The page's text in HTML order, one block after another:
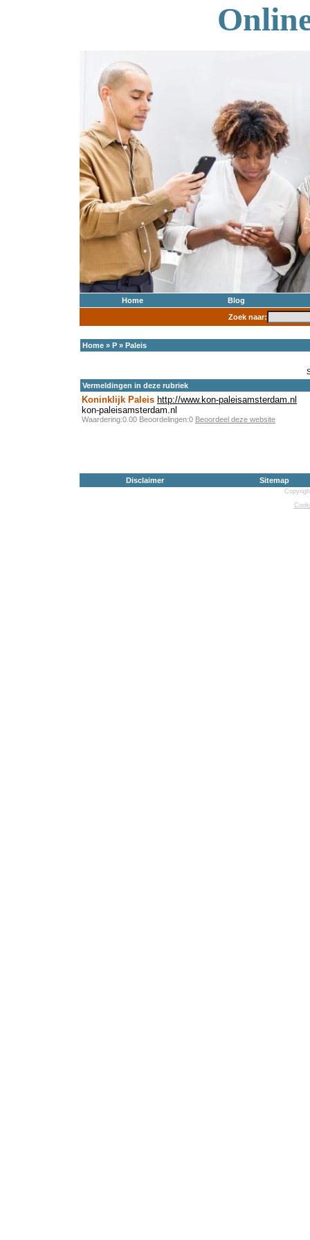
Home
Blog
Zoek naar:
Home » P » Paleis
Vermeldingen in deze rubriek
Koninklijk Paleis http://www.kon-paleisamsterdam.nl
kon-paleisamsterdam.nl
Waardering:0.00 Beoordelingen:0 Beoordeel deze website
Disclaimer Sitemap